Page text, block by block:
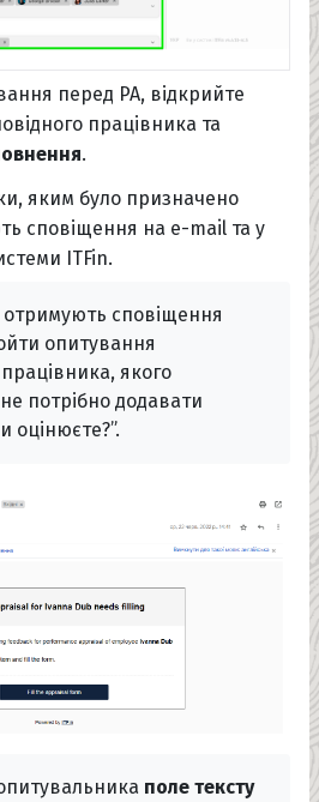
перед PA, відкрийте
працівника та
.
яким було призначено
сповіщення на e-mail та у
ITFin.
отримують сповіщення
опитування
якого
потрібно додавати
оцінюєте?”.
поле тексту